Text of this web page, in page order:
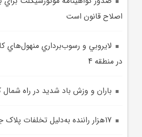
اصلاح قانون است
لايروبي و رسوب‌برداري منهول‌هاي
در منطقه 4
باران و وزش باد شديد در راه شمال
17هزار راننده به‌دليل تخلفات پلاک جريمه شدند